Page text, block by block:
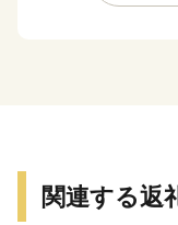
関連する返